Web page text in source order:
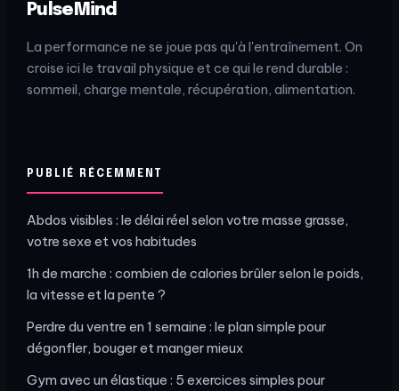
PulseMind
La performance ne se joue pas qu'à l'entraînement. On
croise ici le travail physique et ce qui le rend durable :
sommeil, charge mentale, récupération, alimentation.
PUBLIÉ RÉCEMMENT
Abdos visibles : le délai réel selon votre masse grasse,
votre sexe et vos habitudes
1h de marche : combien de calories brûler selon le poids,
la vitesse et la pente ?
Perdre du ventre en 1 semaine : le plan simple pour
dégonfler, bouger et manger mieux
Gym avec un élastique : 5 exercices simples pour